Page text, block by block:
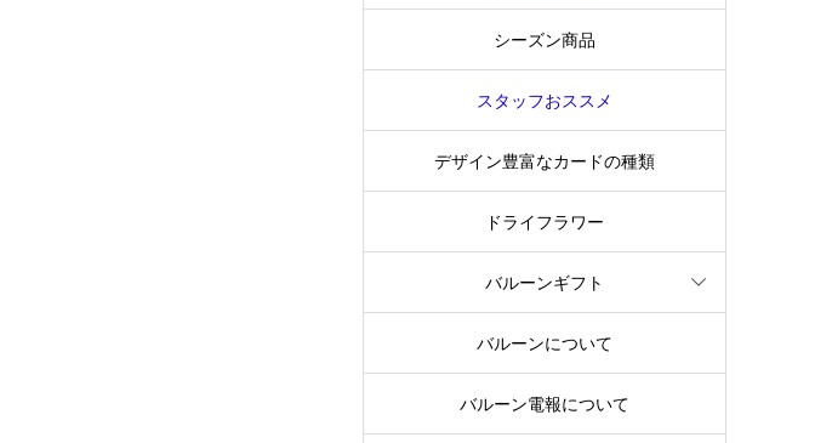
シーズン商品
スタッフおススメ
デザイン豊富なカードの種類
ドライフラワー
バルーンギフト
バルーンについて
バルーン電報について